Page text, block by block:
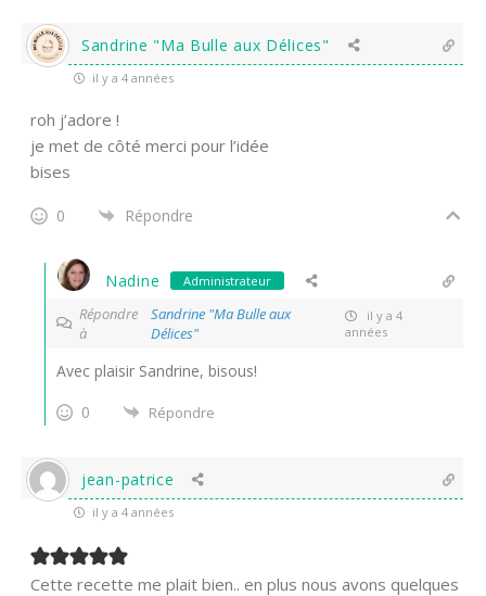
Sandrine "Ma Bulle aux Délices"
il y a 4 années
roh j’adore !
je met de côté merci pour l’idée
bises
0 Répondre
Nadine Administrateur
Répondre
à
Sandrine "Ma Bulle aux
Délices"
il y a 4
années
Avec plaisir Sandrine, bisous!
0
Répondre
jean-patrice
il y a 4 années
Cette recette me plait bien.. en plus nous avons quelques